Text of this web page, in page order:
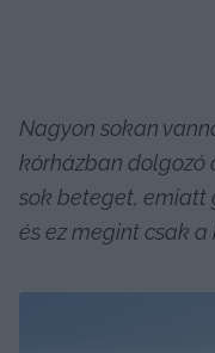
Nagyon sokan
kórházban dolgozó
sok beteget, emiatt
és ez megint csak